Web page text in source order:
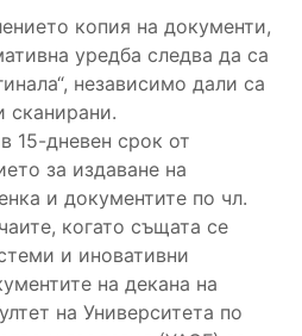
копия на документи,
уредба следва да са
независимо дали са
сканирани.
15-дневен срок от
за издаване на
и документите по чл.
когато същата се
и иновативни
на декана на
на Университета по